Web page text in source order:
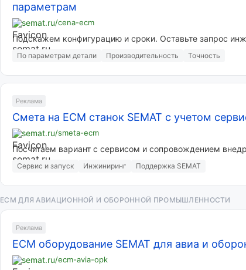
параметрам
semat.ru/cena-ecm
Подскажем конфигурацию и сроки. Оставьте запрос
По параметрам детали Производительность Точность
Реклама
Смета на ECM станок SEMAT с учетом
semat.ru/smeta-ecm
Посчитаем вариант с сервисом и сопровождением
Сервис и запуск Инжиниринг Поддержка SEMAT
ECM ДЛЯ АВИАЦИОННОЙ И ОБОРОННОЙ ПРОМЫШЛЕННОСТИ
Реклама
ECM оборудование SEMAT для авиа и
semat.ru/ecm-avia-opk